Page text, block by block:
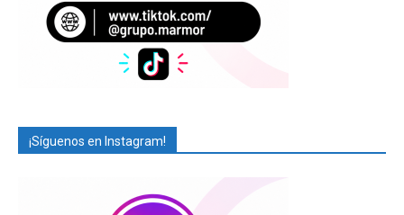
¡Síguenos en Instagram!